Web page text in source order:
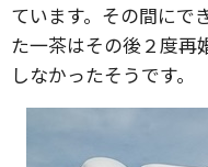
ています。その間にで
た一茶はその後２度再
しなかったそうです。